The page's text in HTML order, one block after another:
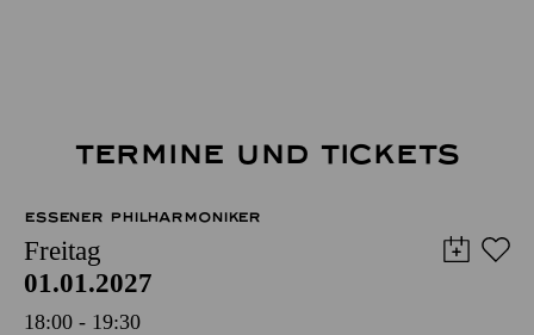
TERMINE UND TICKETS
ESSENER PHILHARMONIKER
Freitag
01.01.2027
18:00 - 19:30